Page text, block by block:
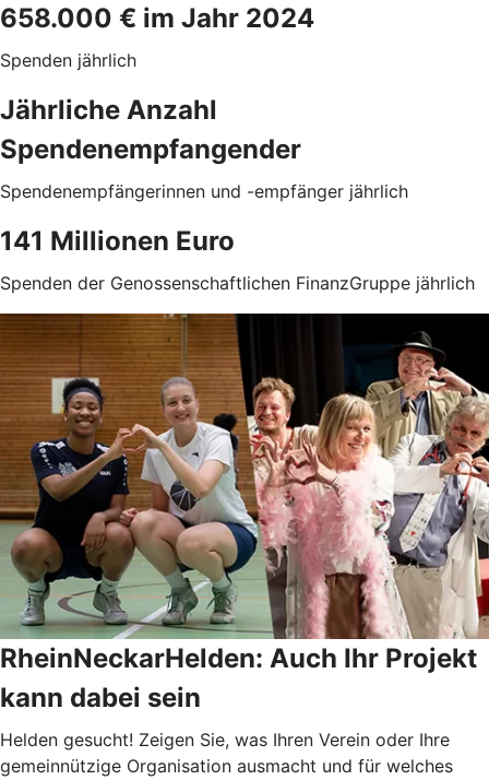
658.000 € im Jahr 2024
Spenden jährlich
Jährliche Anzahl
Spendenempfangender
Spendenempfängerinnen und -empfänger jährlich
141 Millionen Euro
Spenden der Genossenschaftlichen FinanzGruppe jährlich
RheinNeckarHelden: Auch Ihr Projekt
kann dabei sein
Helden gesucht! Zeigen Sie, was Ihren Verein oder Ihre
gemeinnützige Organisation ausmacht und für welches